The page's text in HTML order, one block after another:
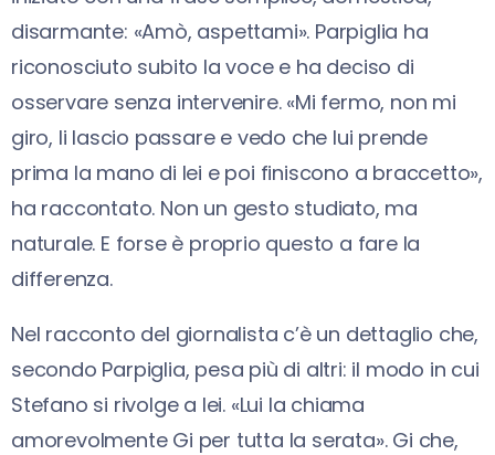
disarmante: «Amò, aspettami». Parpiglia ha
riconosciuto subito la voce e ha deciso di
osservare senza intervenire. «Mi fermo, non mi
giro, li lascio passare e vedo che lui prende
prima la mano di lei e poi finiscono a braccetto»,
ha raccontato. Non un gesto studiato, ma
naturale. E forse è proprio questo a fare la
differenza.
Nel racconto del giornalista c’è un dettaglio che,
secondo Parpiglia, pesa più di altri: il modo in cui
Stefano si rivolge a lei. «Lui la chiama
amorevolmente Gi per tutta la serata». Gi che,